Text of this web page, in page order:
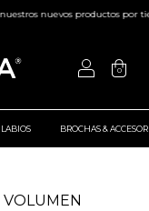
nuevos productos por
0
LABIOS BROCHAS &
VOLUMEN